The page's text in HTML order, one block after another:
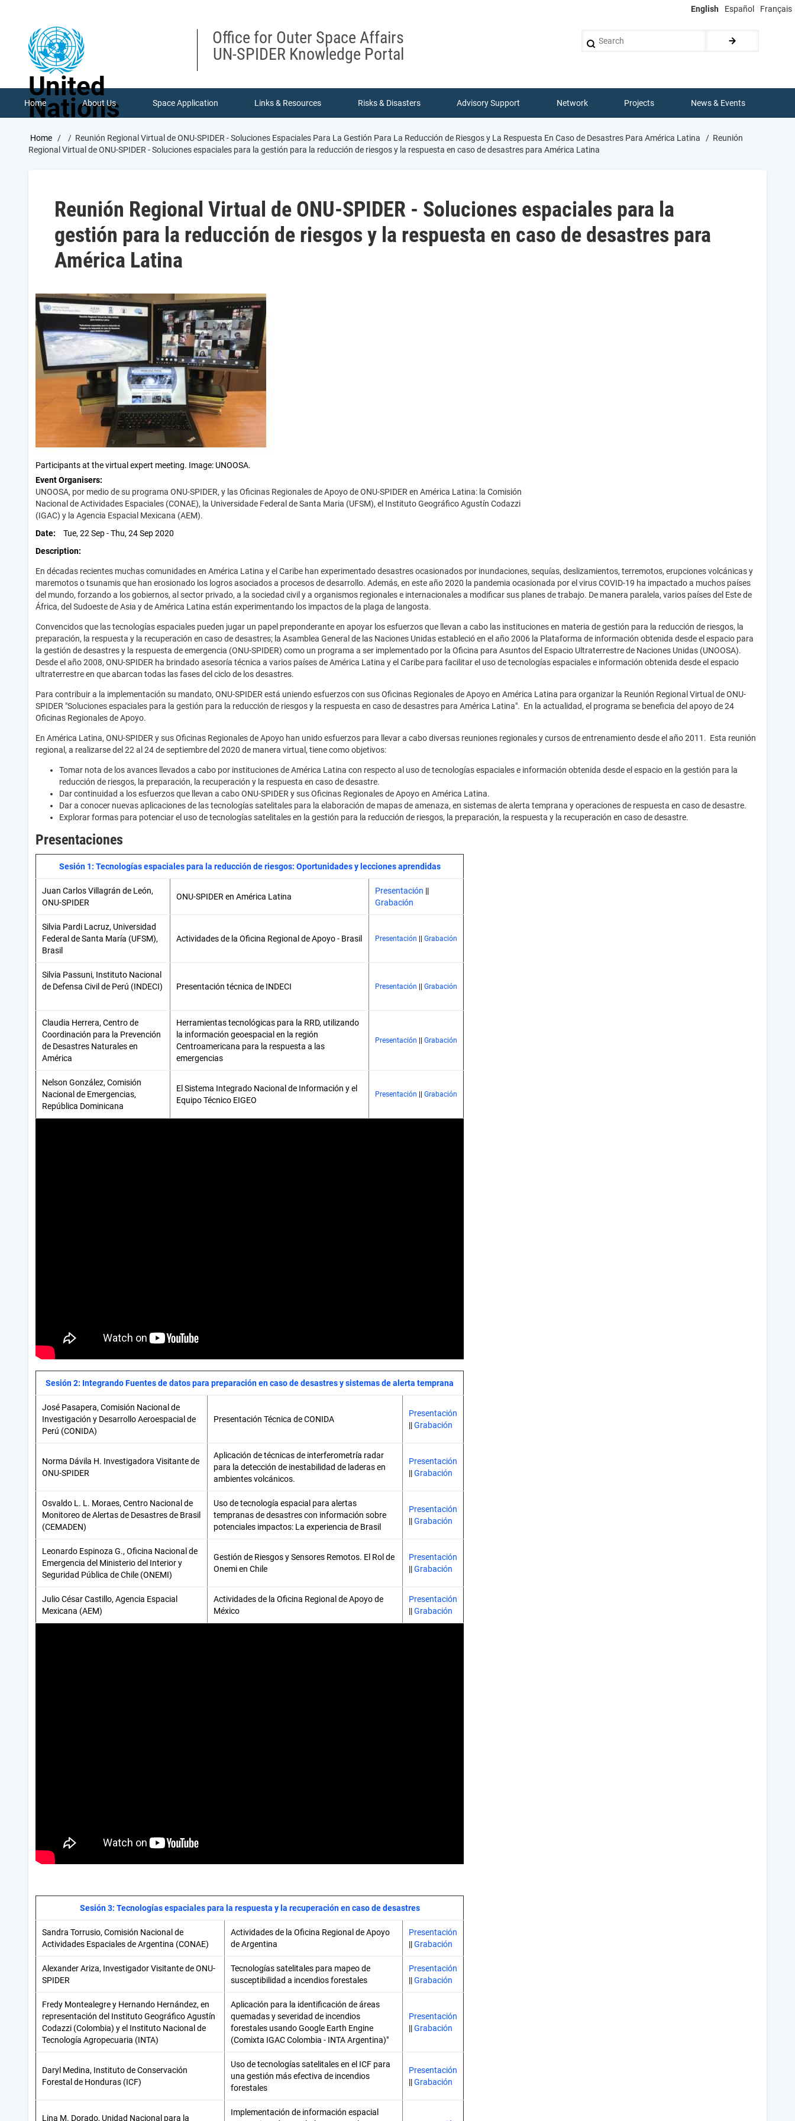
English Español Français
United
Nations
Office for Outer Space Affairs
UN-SPIDER Knowledge Portal
Home About Us Space Application Links & Resources Risks & Disasters Advisory Support Network Projects News & Events
Breadcrumb
Home Reunión Regional Virtual de ONU-SPIDER - Soluciones Espaciales Para La Gestión Para La Reducción de Riesgos y La Respuesta En Caso de Desastres Para América Latina
Reunión
Regional Virtual de ONU-SPIDER - Soluciones espaciales para la gestión para la reducción de riesgos y la respuesta en caso de desastres para América Latina
Reunión Regional Virtual de ONU-SPIDER - Soluciones espaciales para la
gestión para la reducción de riesgos y la respuesta en caso de desastres para
América Latina
Participants at the virtual expert meeting. Image: UNOOSA.
Event Organisers
UNOOSA, por medio de su programa ONU-SPIDER, y las Oficinas Regionales de Apoyo de ONU-SPIDER en América Latina: la Comisión
Nacional de Actividades Espaciales (CONAE), la Universidade Federal de Santa Maria (UFSM), el Instituto Geográfico Agustín Codazzi
(IGAC) y la Agencia Espacial Mexicana (AEM).
Date
Tue, 22 Sep - Thu, 24 Sep 2020
Description
En décadas recientes muchas comunidades en América Latina y el Caribe han experimentado desastres ocasionados por inundaciones, sequías, deslizamientos, terremotos, erupciones volcánicas y
maremotos o tsunamis que han erosionado los logros asociados a procesos de desarrollo. Además, en este año 2020 la pandemia ocasionada por el virus COVID-19 ha impactado a muchos países
del mundo, forzando a los gobiernos, al sector privado, a la sociedad civil y a organismos regionales e internacionales a modificar sus planes de trabajo. De manera paralela, varios países del Este de
África, del Sudoeste de Asia y de América Latina están experimentando los impactos de la plaga de langosta.
Convencidos que las tecnologías espaciales pueden jugar un papel preponderante en apoyar los esfuerzos que llevan a cabo las instituciones en materia de gestión para la reducción de riesgos, la
preparación, la respuesta y la recuperación en caso de desastres; la Asamblea General de las Naciones Unidas estableció en el año 2006 la Plataforma de información obtenida desde el espacio para
la gestión de desastres y la respuesta de emergencia (ONU-SPIDER) como un programa a ser implementado por la Oficina para Asuntos del Espacio Ultraterrestre de Naciones Unidas (UNOOSA).
Desde el año 2008, ONU-SPIDER ha brindado asesoría técnica a varios países de América Latina y el Caribe para facilitar el uso de tecnologías espaciales e información obtenida desde el espacio
ultraterrestre en que abarcan todas las fases del ciclo de los desastres.
Para contribuir a la implementación su mandato, ONU-SPIDER está uniendo esfuerzos con sus Oficinas Regionales de Apoyo en América Latina para organizar la Reunión Regional Virtual de ONU-
SPIDER "Soluciones espaciales para la gestión para la reducción de riesgos y la respuesta en caso de desastres para América Latina". En la actualidad, el programa se beneficia del apoyo de 24
Oficinas Regionales de Apoyo.
En América Latina, ONU-SPIDER y sus Oficinas Regionales de Apoyo han unido esfuerzos para llevar a cabo diversas reuniones regionales y cursos de entrenamiento desde el año 2011. Esta reunión
regional, a realizarse del 22 al 24 de septiembre del 2020 de manera virtual, tiene como objetivos:
Tomar nota de los avances llevados a cabo por instituciones de América Latina con respecto al uso de tecnologías espaciales e información obtenida desde el espacio en la gestión para la
reducción de riesgos, la preparación, la recuperación y la respuesta en caso de desastre.
Dar continuidad a los esfuerzos que llevan a cabo ONU-SPIDER y sus Oficinas Regionales de Apoyo en América Latina.
Dar a conocer nuevas aplicaciones de las tecnologías satelitales para la elaboración de mapas de amenaza, en sistemas de alerta temprana y operaciones de respuesta en caso de desastre.
Explorar formas para potenciar el uso de tecnologías satelitales en la gestión para la reducción de riesgos, la preparación, la respuesta y la recuperación en caso de desastre.
Presentaciones
Sesión 1: Tecnologías espaciales para la reducción de riesgos: Oportunidades y lecciones aprendidas
Juan Carlos Villagrán de León,
ONU-SPIDER
ONU-SPIDER en América Latina
Presentación ||
Grabación
Silvia Pardi Lacruz, Universidad
Federal de Santa María (UFSM),
Brasil
Actividades de la Oficina Regional de Apoyo - Brasil Presentación Grabación
Silvia Passuni, Instituto Nacional
de Defensa Civil de Perú (INDECI)
Presentación técnica de INDECI Presentación Grabación
Claudia Herrera, Centro de
Coordinación para la Prevención
de Desastres Naturales en
América
Herramientas tecnológicas para la RRD, utilizando
la información geoespacial en la región
Centroamericana para la respuesta a las
emergencias
Presentación Grabación
Nelson González, Comisión
Nacional de Emergencias,
República Dominicana
El Sistema Integrado Nacional de Información y el
Equipo Técnico EIGEO
Presentación Grabación
Sesión 2: Integrando Fuentes de datos para preparación en caso de desastres y sistemas de alerta temprana
José Pasapera, Comisión Nacional de
Investigación y Desarrollo Aeroespacial de
Perú (CONIDA)
Presentación Técnica de CONIDA
Presentación
||Grabación
Norma Dávila H. Investigadora Visitante de
ONU-SPIDER
Aplicación de técnicas de interferometría radar
para la detección de inestabilidad de laderas en
ambientes volcánicos.
Presentación
||Grabación
Osvaldo L. L. Moraes, Centro Nacional de
Monitoreo de Alertas de Desastres de Brasil
(CEMADEN)
Uso de tecnología espacial para alertas
tempranas de desastres con información sobre
potenciales impactos: La experiencia de Brasil
Presentación
||Grabación
Leonardo Espinoza G., Oficina Nacional de
Emergencia del Ministerio del Interior y
Seguridad Pública de Chile (ONEMI)
Gestión de Riesgos y Sensores Remotos. El Rol de
Onemi en Chile
Presentación
||Grabación
Julio César Castillo, Agencia Espacial
Mexicana (AEM)
Actividades de la Oficina Regional de Apoyo de
México
Presentación
||Grabación
Sesión 3: Tecnologías espaciales para la respuesta y la recuperación en caso de desastres
Sandra Torrusio, Comisión Nacional de
Actividades Espaciales de Argentina (CONAE)
Actividades de la Oficina Regional de Apoyo
de Argentina
Presentación
||Grabación
Alexander Ariza, Investigador Visitante de ONU-
SPIDER
Tecnologías satelitales para mapeo de
susceptibilidad a incendios forestales
Presentación
||Grabación
Fredy Montealegre y Hernando Hernández, en
representación del Instituto Geográfico Agustín
Codazzi (Colombia) y el Instituto Nacional de
Tecnología Agropecuaria (INTA)
Aplicación para la identificación de áreas
quemadas y severidad de incendios
forestales usando Google Earth Engine
(Comixta IGAC Colombia - INTA Argentina)"
Presentación
||Grabación
Daryl Medina, Instituto de Conservación
Forestal de Honduras (ICF)
Uso de tecnologías satelitales en el ICF para
una gestión más efectiva de incendios
forestales
Presentación
||Grabación
Lina M. Dorado, Unidad Nacional para la
Implementación de información espacial